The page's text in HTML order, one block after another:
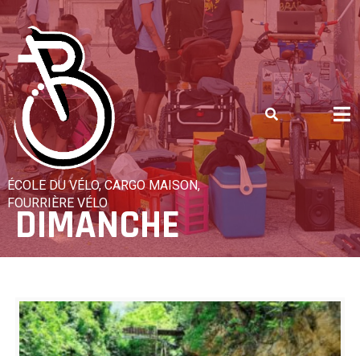
Skip
to
content
ÉCOLE DU VÉLO, CARGO MAISON,
FOURRIÈRE VÉLO
DIMANCHE